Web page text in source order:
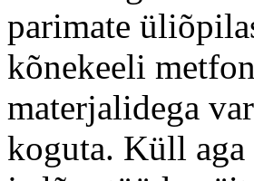
parimate
kõnekeeli
materjalidega
koguta. Küll aga